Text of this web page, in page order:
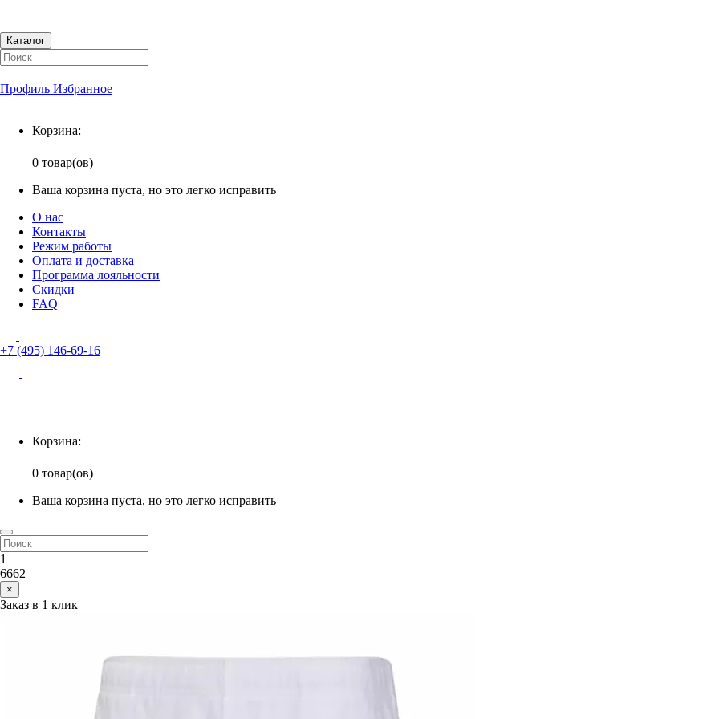
Каталог
Профиль Избранное
Корзина:
0 товар(ов)
Ваша корзина пуста, но это легко исправить
О нас
Контакты
Режим работы
Оплата и доставка
Программа лояльности
Скидки
FAQ
+7 (495) 146-69-16
Корзина:
0 товар(ов)
Ваша корзина пуста, но это легко исправить
1
6662
×
Заказ в 1 клик